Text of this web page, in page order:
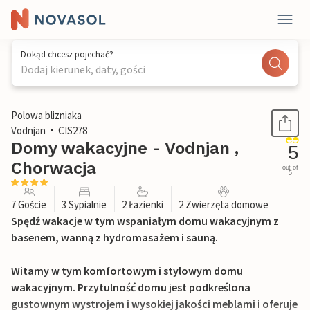
Dokąd chcesz pojechać?
Dodaj kierunek, daty, gości
1 / 37
Polowa blizniaka
Vodnjan
CIS278
Domy wakacyjne - Vodnjan ,
Chorwacja
5
out of
5
7 Goście 3 Sypialnie 2 Łazienki 2 Zwierzęta domowe
Spędź wakacje w tym wspaniałym domu wakacyjnym z
basenem, wanną z hydromasażem i sauną.
Witamy w tym komfortowym i stylowym domu
wakacyjnym. Przytulność domu jest podkreślona
gustownym wystrojem i wysokiej jakości meblami i oferuje